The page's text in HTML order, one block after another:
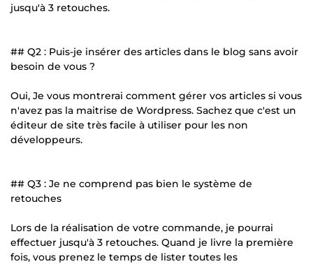
jusqu'à 3 retouches.
## Q2 : Puis-je insérer des articles dans le blog sans avoir
besoin de vous ?
Oui, Je vous montrerai comment gérer vos articles si vous
n'avez pas la maitrise de Wordpress. Sachez que c'est un
éditeur de site très facile à utiliser pour les non
développeurs.
## Q3 : Je ne comprend pas bien le système de
retouches
Lors de la réalisation de votre commande, je pourrai
effectuer jusqu'à 3 retouches. Quand je livre la première
fois, vous prenez le temps de lister toutes les